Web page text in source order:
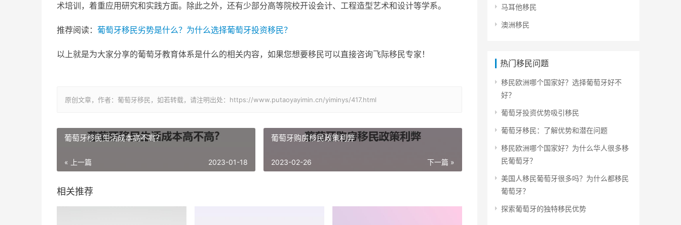
术培训，着重应用研究和实践方面。除此之外，还有少部分高等院校开设会计、工程造型艺术和设计等学系。
推荐阅读： 葡萄牙移民劣势是什么？为什么选择葡萄牙投资移民？
以上就是为大家分享的葡萄牙教育体系是什么的相关内容，如果您想要移民可以直接咨询飞际移民专家！
原创文章，作者：葡萄牙移民，如若转载，请注明出处：https://www.putaoyayimin.cn/yiminys/417.html
葡萄牙移民生活成本高不高？
« 上一篇 2023-01-18
葡萄牙购房移民政策利弊
下一篇 »
2023-02-26
相关推荐
马耳他移民
澳洲移民
热门移民问题
移民欧洲哪个国家好？选择葡萄牙好不
好？
葡萄牙投资优势吸引移民
葡萄牙移民：了解优势和潜在问题
移民欧洲哪个国家好？为什么华人很多移
民葡萄牙？
美国人移民葡萄牙很多吗？为什么都移民
葡萄牙？
探索葡萄牙的独特移民优势